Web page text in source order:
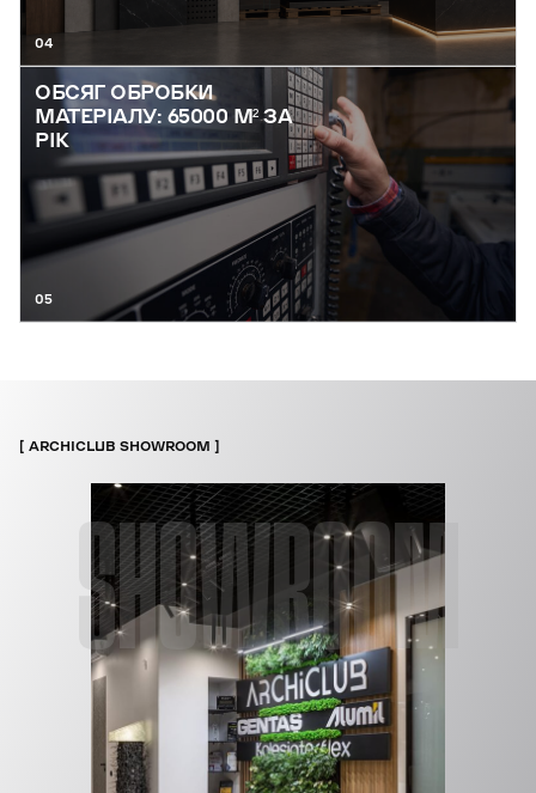
04
ОБСЯГ ОБРОБКИ
МАТЕРІАЛУ: 65000 М² ЗА
РІК
05
SHOWROOM
ARCHICLUB SHOWROOM